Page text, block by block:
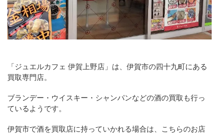
「ジュエルカフェ 伊賀上野店」は、伊賀市の四十九町にある
買取専門店。
ブランデー・ウイスキー・シャンパンなどの酒の買取も行っ
ているようです。
伊賀市で酒を買取店に持っていかれる場合は、こちらのお店